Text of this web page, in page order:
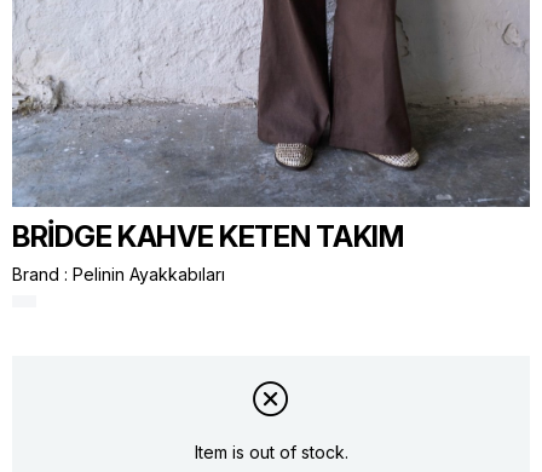
BRİDGE KAHVE KETEN TAKIM
Brand : Pelinin Ayakkabıları
Item is out of stock.